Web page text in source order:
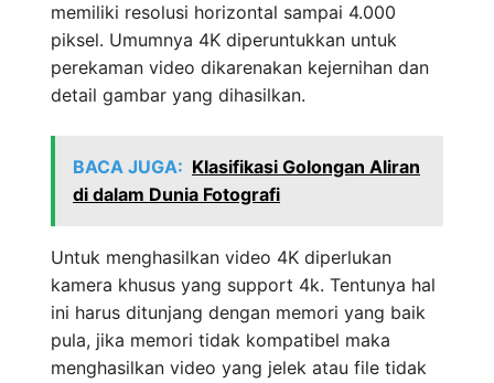
memiliki resolusi horizontal sampai 4.000
piksel. Umumnya 4K diperuntukkan untuk
perekaman video dikarenakan kejernihan dan
detail gambar yang dihasilkan.
BACA JUGA: Klasifikasi Golongan Aliran
di dalam Dunia Fotografi
Untuk menghasilkan video 4K diperlukan
kamera khusus yang support 4k. Tentunya hal
ini harus ditunjang dengan memori yang baik
pula, jika memori tidak kompatibel maka
menghasilkan video yang jelek atau file tidak